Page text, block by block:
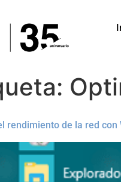
rendimiento de la red con